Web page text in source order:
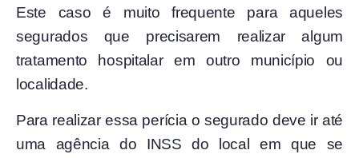
Este caso é muito frequente para aqueles
segurados que precisarem realizar algum
tratamento hospitalar em outro município ou
localidade.
Para realizar essa perícia o segurado deve ir até
uma agência do INSS do local em que se